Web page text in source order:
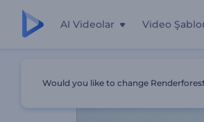
AI Videolar Video
Would you like to change